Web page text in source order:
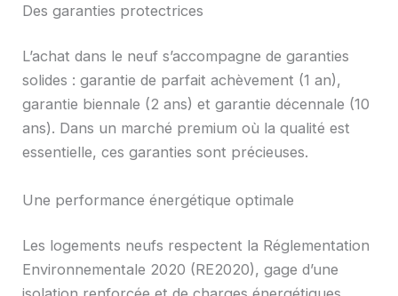
Des garanties protectrices
L’achat dans le neuf s’accompagne de garanties
solides : garantie de parfait achèvement (1 an),
garantie biennale (2 ans) et garantie décennale (10
ans). Dans un marché premium où la qualité est
essentielle, ces garanties sont précieuses.
Une performance énergétique optimale
Les logements neufs respectent la Réglementation
Environnementale 2020 (RE2020), gage d’une